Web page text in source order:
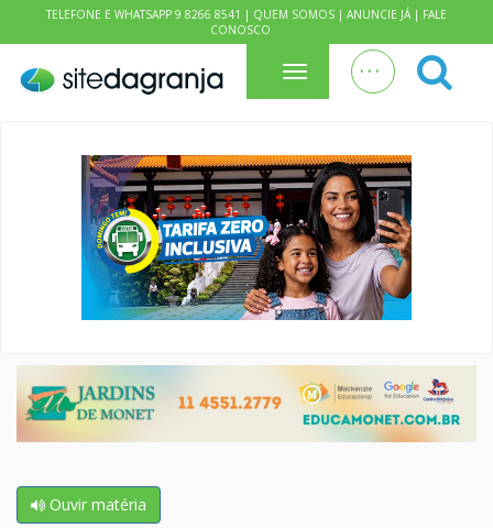
TELEFONE E WHATSAPP 9 8266 8541 | QUEM SOMOS | ANUNCIE JÁ| FALE
CONOSCO
Menu . . .
Ouvir matéria